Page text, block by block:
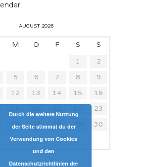
AUGUST 2026
M D F S
S
1
2
5 6 7 8
9
12 13 14 15
16
23
26 27 28 29
30
Durch die weitere Nutzung
der Seite stimmst du der
Verwendung von Cookies
und den
Datenschutzrichtlinien der